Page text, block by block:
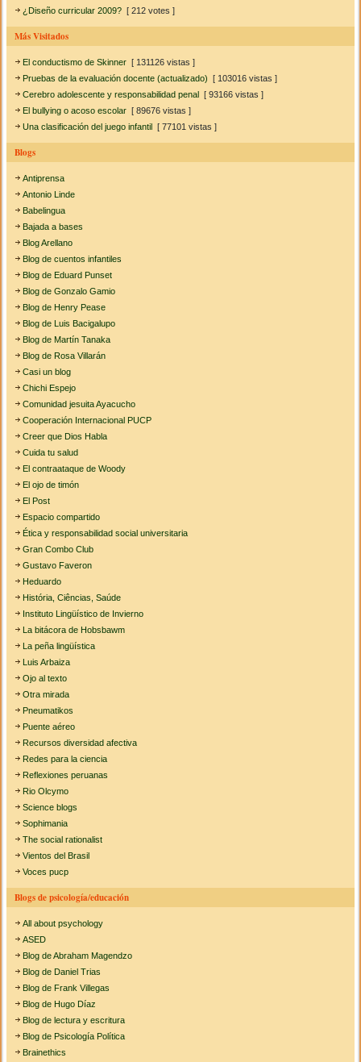
¿Diseño curricular 2009? [ 212 votes ]
Más Visitados
El conductismo de Skinner [ 131126 vistas ]
Pruebas de la evaluación docente (actualizado) [ 103016 vistas ]
Cerebro adolescente y responsabilidad penal [ 93166 vistas ]
El bullying o acoso escolar [ 89676 vistas ]
Una clasificación del juego infantil [ 77101 vistas ]
Blogs
Antiprensa
Antonio Linde
Babelingua
Bajada a bases
Blog Arellano
Blog de cuentos infantiles
Blog de Eduard Punset
Blog de Gonzalo Gamio
Blog de Henry Pease
Blog de Luis Bacigalupo
Blog de Martín Tanaka
Blog de Rosa Villarán
Casi un blog
Chichi Espejo
Comunidad jesuita Ayacucho
Cooperación Internacional PUCP
Creer que Dios Habla
Cuida tu salud
El contraataque de Woody
El ojo de timón
El Post
Espacio compartido
Ética y responsabilidad social universitaria
Gran Combo Club
Gustavo Faveron
Heduardo
História, Ciências, Saúde
Instituto Lingüístico de Invierno
La bitácora de Hobsbawm
La peña lingüística
Luis Arbaiza
Ojo al texto
Otra mirada
Pneumatikos
Puente aéreo
Recursos diversidad afectiva
Redes para la ciencia
Reflexiones peruanas
Rio Olcymo
Science blogs
Sophimania
The social rationalist
Vientos del Brasil
Voces pucp
Blogs de psicología/educación
All about psychology
ASED
Blog de Abraham Magendzo
Blog de Daniel Trias
Blog de Frank Villegas
Blog de Hugo Díaz
Blog de lectura y escritura
Blog de Psicología Política
Brainethics